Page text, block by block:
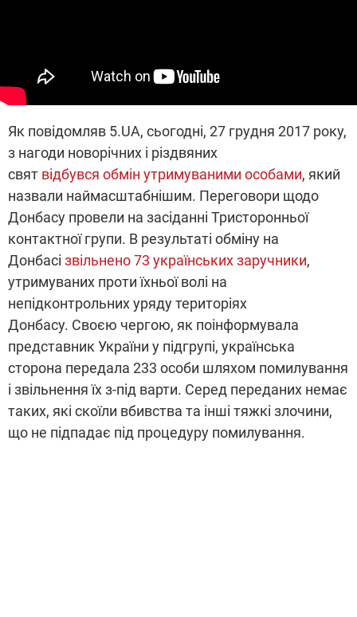
Як повідомляв 5.UA, сьогодні, 27 грудня 2017 року,
з нагоди новорічних і різдвяних
свят відбувся обмін утримуваними особами, який
назвали наймасштабнішим. Переговори щодо
Донбасу провели на засіданні Тристоронньої
контактної групи. В результаті обміну на
Донбасі звільнено 73 українських заручники,
утримуваних проти їхньої волі на
непідконтрольних уряду територіях
Донбасу. Своєю чергою, як поінформувала
представник України у підгрупі, українська
сторона передала 233 особи шляхом помилування
і звільнення їх з-під варти. Серед переданих немає
таких, які скоїли вбивства та інші тяжкі злочини,
що не підпадає під процедуру помилування.